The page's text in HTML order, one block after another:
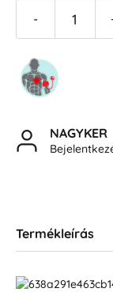
-
NAGYKER
Termékleírás